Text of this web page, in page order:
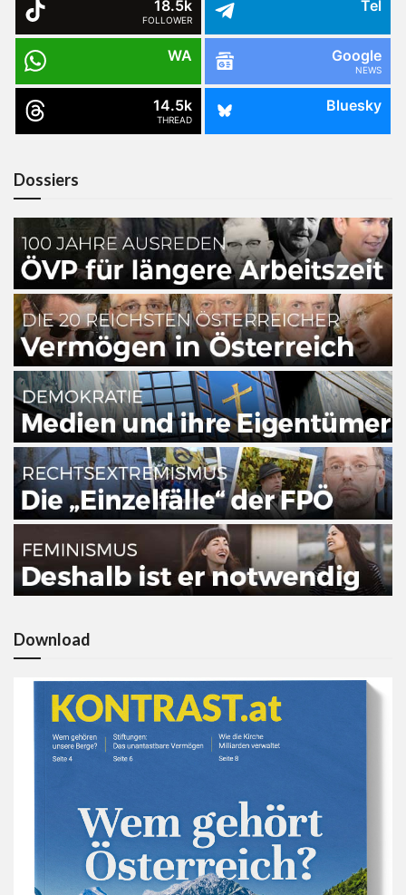
18.5k
FOLLOWER
Tel
WA Google
NEWS
14.5k
THREAD
Bluesky
Dossiers
Download